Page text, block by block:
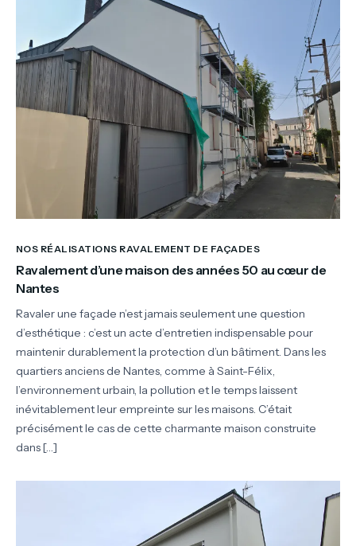
NOS RÉALISATIONS RAVALEMENT DE FAÇADES
Ravalement d’une maison des années 50 au cœur de
Nantes
Ravaler une façade n’est jamais seulement une question
d’esthétique : c’est un acte d’entretien indispensable pour
maintenir durablement la protection d’un bâtiment. Dans les
quartiers anciens de Nantes, comme à Saint-Félix,
l’environnement urbain, la pollution et le temps laissent
inévitablement leur empreinte sur les maisons. C’était
précisément le cas de cette charmante maison construite
dans […]